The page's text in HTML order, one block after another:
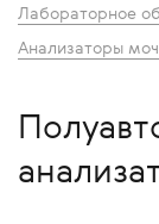
Лабораторное
Анализаторы